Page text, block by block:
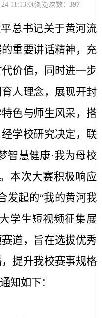
11:13:00浏览次数： 397
总书记关于黄河流
重要讲话精神，充
价值，同时进一步
人理念，展现开封
色与师生风采，搭
学校研究决定，联
智慧健康·我为母校
本次大赛积极响应
发起的“我的黄河我
学生短视频征集展
道，旨在选拔优秀
提升我校赛事规格
知如下：